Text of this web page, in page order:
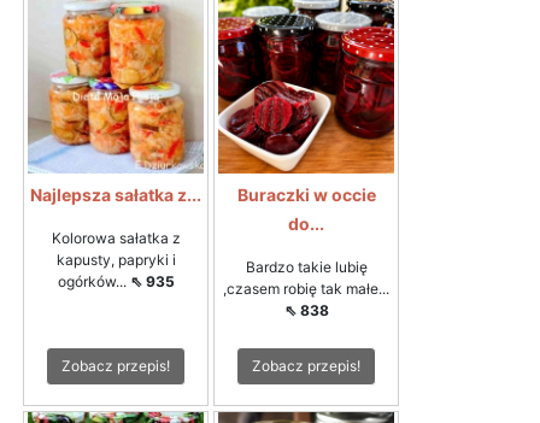
Najlepsza sałatka z...
Kolorowa sałatka z
kapusty, papryki i
ogórków... ⇖ 935
Zobacz przepis!
Buraczki w occie
do...
Bardzo takie lubię
,czasem robię tak małe...
⇖ 838
Zobacz przepis!